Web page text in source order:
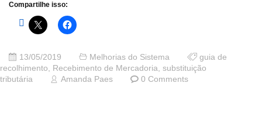
Compartilhe isso:
13/05/2019 Melhorias do Sistema
guia de
recolhimento, Recebimento de Mercadoria, substituição
tributária
Amanda Paes 0 Comments